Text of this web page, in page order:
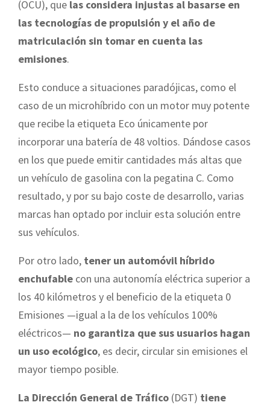
(OCU), que las considera injustas al basarse en
las tecnologías de propulsión y el año de
matriculación sin tomar en cuenta las
emisiones.
Esto conduce a situaciones paradójicas, como el
caso de un microhíbrido con un motor muy potente
que recibe la etiqueta Eco únicamente por
incorporar una batería de 48 voltios. Dándose casos
en los que puede emitir cantidades más altas que
un vehículo de gasolina con la pegatina C. Como
resultado, y por su bajo coste de desarrollo, varias
marcas han optado por incluir esta solución entre
sus vehículos.
Por otro lado, tener un automóvil híbrido
enchufable con una autonomía eléctrica superior a
los 40 kilómetros y el beneficio de la etiqueta 0
Emisiones —igual a la de los vehículos 100%
eléctricos— no garantiza que sus usuarios hagan
un uso ecológico, es decir, circular sin emisiones el
mayor tiempo posible.
La Dirección General de Tráfico (DGT) tiene